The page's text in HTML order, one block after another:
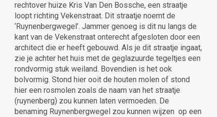
rechtover huize Kris Van Den Bossche, een straatje
loopt richting Vekenstraat. Dit straatje noemt de
‘Ruynenbergwegel’. Jammer genoeg is dit nu langs de
kant van de Vekenstraat onterecht afgesloten door een
architect die er heeft gebouwd. Als je dit straatje ingaat,
zie je achter het huis met de geglazuurde tegeltjes een
rondvormig stuk weiland. Bovendien is het ook
bolvormig. Stond hier ooit de houten molen of stond
hier een rosmolen zoals de naam van het straatje
(ruynenberg) zou kunnen laten vermoeden. De
benaming Ruynenbergwegel zou kunnen wijzen op een